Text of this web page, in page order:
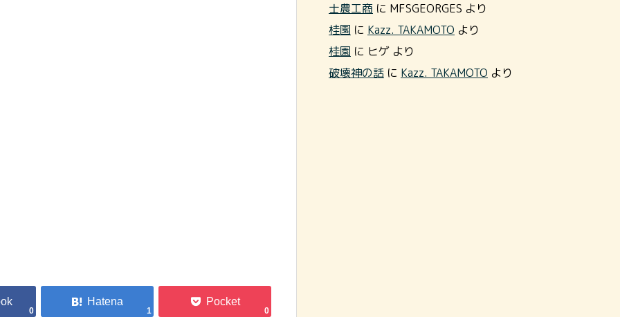
0 1 0
士農工商 に MFSGEORGES より
桂園 に Kazz. TAKAMOTO より
桂園 に ヒゲ より
破壊神の話 に Kazz. TAKAMOTO より